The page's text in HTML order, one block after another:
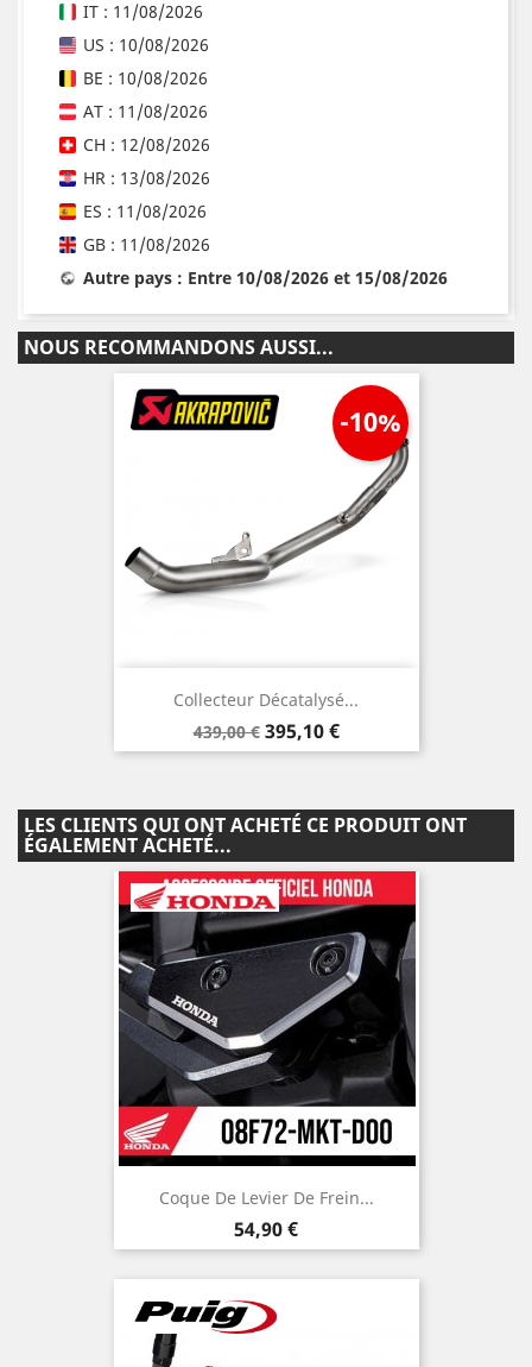
IT : 11/08/2026
US : 10/08/2026
BE : 10/08/2026
AT : 11/08/2026
CH : 12/08/2026
HR : 13/08/2026
ES : 11/08/2026
GB : 11/08/2026
Autre pays : Entre 10/08/2026 et 15/08/2026
NOUS RECOMMANDONS AUSSI...
Collecteur Décatalysé...
Prix
de
439,00 €
-10%
Prix
395,10 €
LES CLIENTS QUI ONT ACHETÉ CE PRODUIT ONT
ÉGALEMENT ACHETÉ...
Coque De Levier De Frein...
Prix
54,90 €